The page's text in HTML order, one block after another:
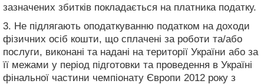
зазначених збитків покладається на платника податку.
3. Не підлягають оподаткуванню податком на доходи
фізичних осіб кошти, що сплачені за роботи та/або
послуги, виконані та надані на території України або за
її межами у період підготовки та проведення в Україні
фінальної частини чемпіонату Європи 2012 року з